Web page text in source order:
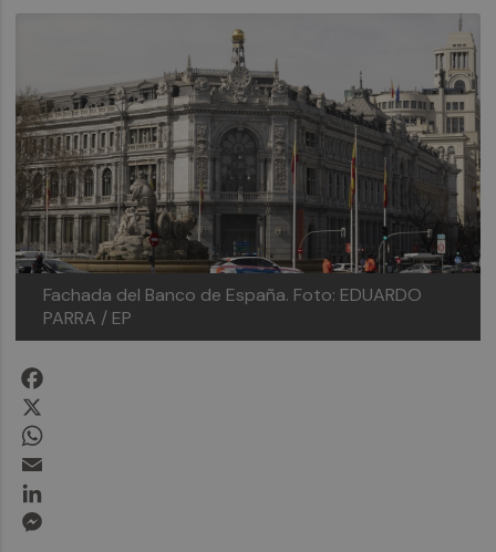
Fachada del Banco de España. Foto: EDUARDO
PARRA / EP